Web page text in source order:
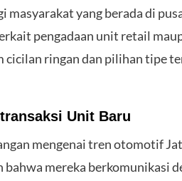
masyarakat yang berada di
pengadaan unit retail
cicilan ringan dan pilihan tipe
Unit Baru
mengenai tren otomotif
bahwa mereka berkomunikasi